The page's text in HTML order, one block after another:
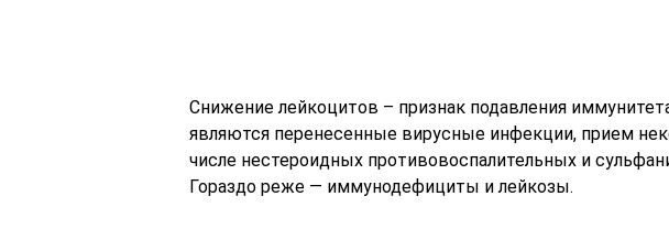
Снижение лейкоцитов – признак подавления
являются перенесенные вирусные инфекции, прием
числе нестероидных противовоспалительных и
Гораздо реже — иммунодефициты и лейкозы.